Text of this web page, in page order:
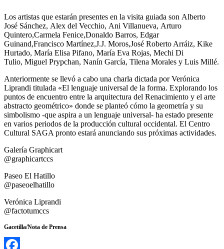
Los artistas que estarán presentes en la visita guiada son Alberto
José Sánchez, ⁠Alex del Vecchio, Ani Villanueva, Arturo
Quintero,Carmela Fenice,Donaldo Barros, Edgar
Guinand,Francisco Martínez,J.J. Moros,José Roberto Arráiz, Kike
Hurtado, María Elisa Pifano, María Eva Rojas, Mechi Di
Tulio, Miguel Prypchan, Nanín García, Tilena Morales y Luis Millé.
Anteriormente se llevó a cabo una charla dictada por Verónica
Liprandi titulada «El lenguaje universal de la forma. Explorando los
puntos de encuentro entre la arquitectura del Renacimiento y el arte
abstracto geométrico» donde se planteó cómo la geometría y su
simbolismo -que aspira a un lenguaje universal- ha estado presente
en varios periodos de la producción cultural occidental. El Centro
Cultural SAGA pronto estará anunciando sus próximas actividades.
Galería Graphicart
@graphicartccs
Paseo El Hatillo
@paseoelhatillo
Verónica Liprandi
@factotumccs
Gacetilla/Nota de Prensa